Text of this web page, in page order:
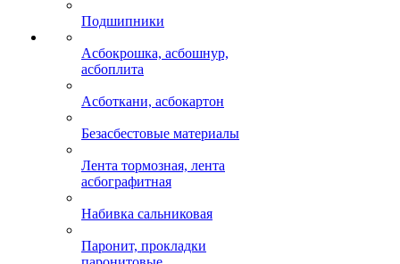
Подшипники
Асбокрошка, асбошнур,
асбоплита
Асботкани, асбокартон
Безасбестовые материалы
Лента тормозная, лента
асбографитная
Набивка сальниковая
Паронит, прокладки